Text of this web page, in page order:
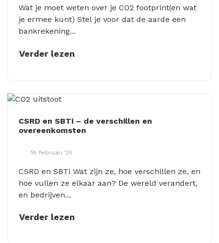
Wat je moet weten over je CO2 footprint(en wat
je ermee kunt) Stel je voor dat de aarde een
bankrekening...
Verder lezen
CSRD en SBTi – de verschillen en
overeenkomsten
16 februari '25
CSRD en SBTi Wat zijn ze, hoe verschillen ze, en
hoe vullen ze elkaar aan? De wereld verandert,
en bedrijven...
Verder lezen